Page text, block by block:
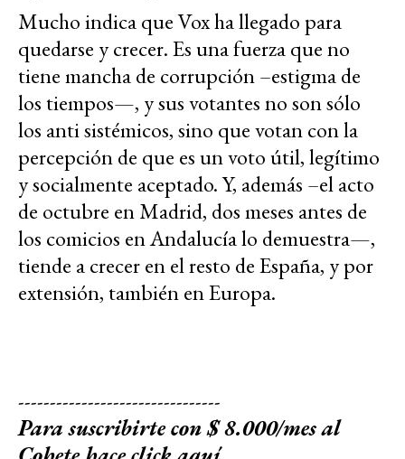
Mucho indica que Vox ha llegado para
quedarse y crecer. Es una fuerza que no
tiene mancha de corrupción –estigma de
los tiempos—, y sus votantes no son sólo
los anti sistémicos, sino que votan con la
percepción de que es un voto útil, legítimo
y socialmente aceptado. Y, además –el acto
de octubre en Madrid, dos meses antes de
los comicios en Andalucía lo demuestra—,
tiende a crecer en el resto de España, y por
extensión, también en Europa.
--------------------------------
Para suscribirte con $ 8.000/mes al